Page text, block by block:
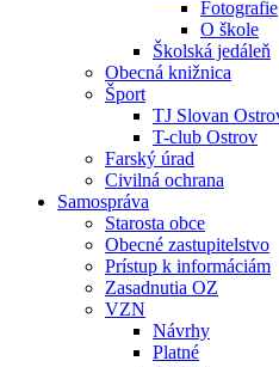
Fotografie
O škole
Školská jedáleň
Obecná knižnica
Šport
TJ Slovan
T-club Ostrov
Farský úrad
Civilná ochrana
Samospráva
Starosta obce
Obecné zastupitelstvo
Prístup k informáciám
Zasadnutia OZ
VZN
Návrhy
Platné